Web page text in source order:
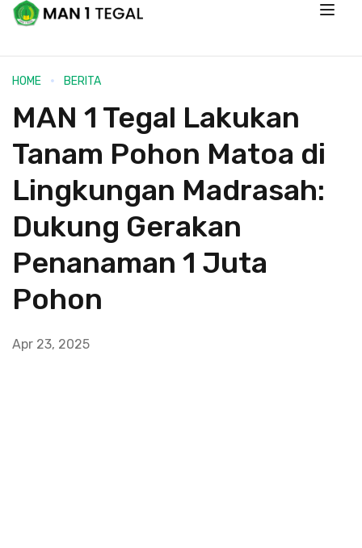
HOME BERITA
MAN 1 Tegal Lakukan
Tanam Pohon Matoa di
Lingkungan Madrasah:
Dukung Gerakan
Penanaman 1 Juta
Pohon
Apr 23, 2025